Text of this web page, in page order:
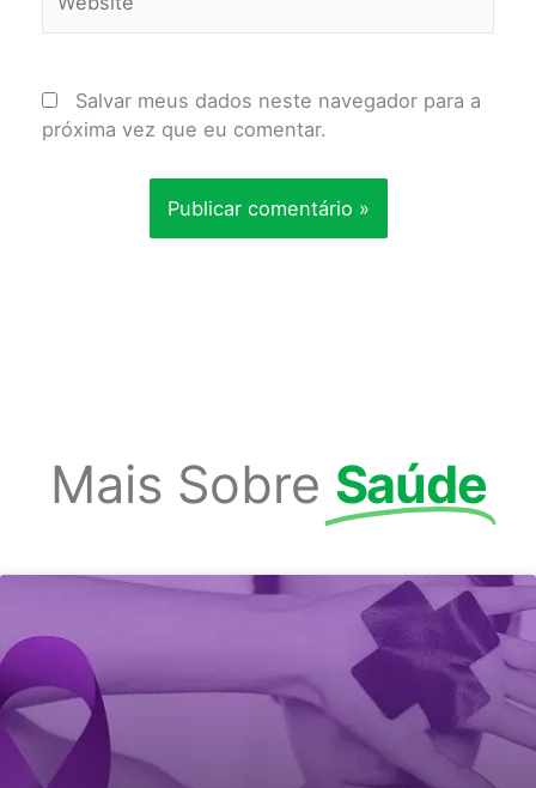
Salvar meus dados neste navegador para a
próxima vez que eu comentar.
Mais Sobre Saúde